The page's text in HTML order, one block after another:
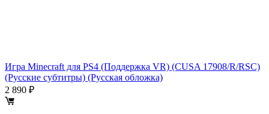
Игра Minecraft для PS4 (Поддержка VR) (CUSA 17908/R/RSC)
(Русские субтитры) (Русская обложка)
2 890 ₽